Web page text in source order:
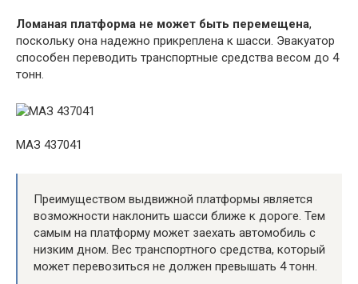
Ломаная платформа не может быть перемещена,
поскольку она надежно прикреплена к шасси. Эвакуатор
способен переводить транспортные средства весом до 4
тонн.
МАЗ 437041
Преимуществом выдвижной платформы является
возможности наклонить шасси ближе к дороге. Тем
самым на платформу может заехать автомобиль с
низким дном. Вес транспортного средства, который
может перевозиться не должен превышать 4 тонн.